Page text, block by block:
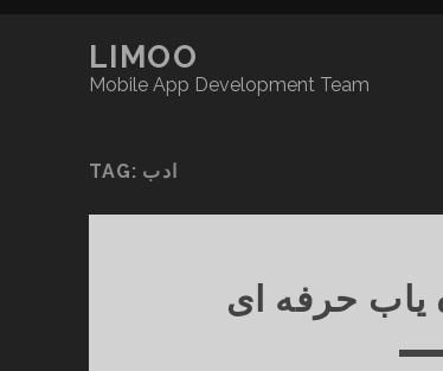
LIMOO
Mobile App Development Team
TAG: ادب
یاب حرفه ای